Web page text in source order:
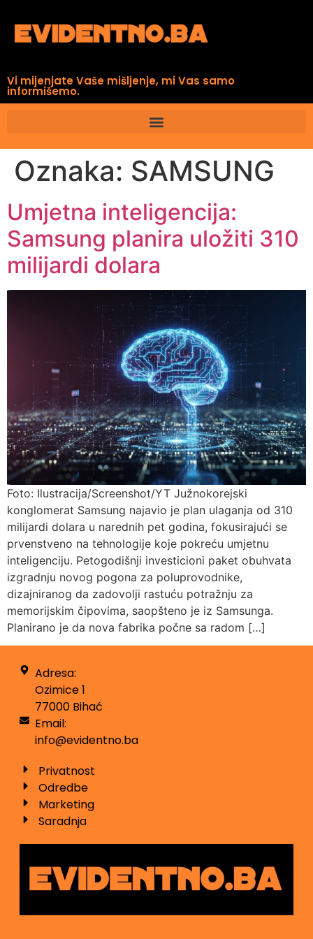
Vi mijenjate Vaše mišljenje, mi Vas samo
informišemo.
Oznaka: SAMSUNG
Umjetna inteligencija:
Samsung planira uložiti 310
milijardi dolara
Foto: Ilustracija/Screenshot/YT Južnokorejski
konglomerat Samsung najavio je plan ulaganja od 310
milijardi dolara u narednih pet godina, fokusirajući se
prvenstveno na tehnologije koje pokreću umjetnu
inteligenciju. Petogodišnji investicioni paket obuhvata
izgradnju novog pogona za poluprovodnike,
dizajniranog da zadovolji rastuću potražnju za
memorijskim čipovima, saopšteno je iz Samsunga.
Planirano je da nova fabrika počne sa radom […]
Adresa:
Ozimice 1
77000 Bihać
Email:
info@evidentno.ba
Privatnost
Odredbe
Marketing
Saradnja